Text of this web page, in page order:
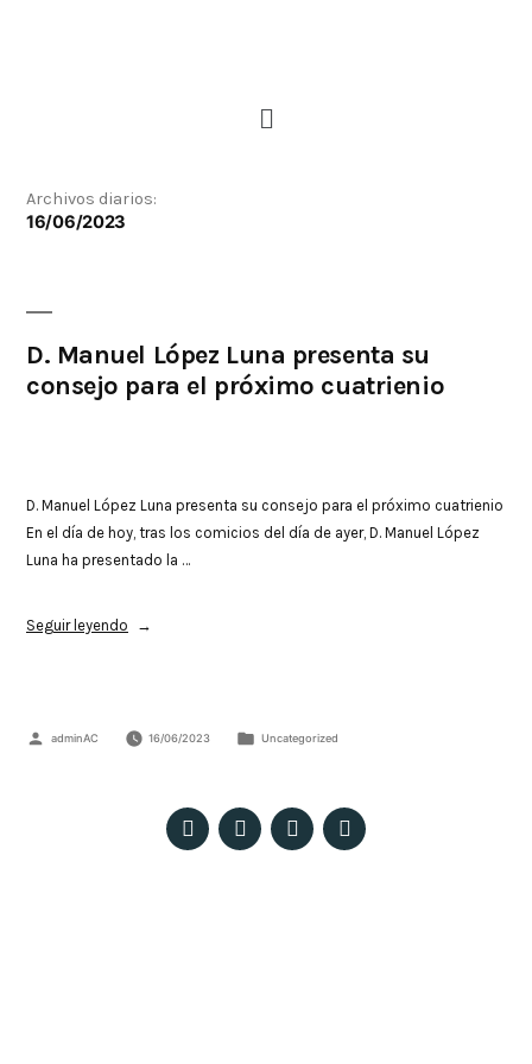
Archivos diarios:
16/06/2023
D. Manuel López Luna presenta su
consejo para el próximo cuatrienio
D. Manuel López Luna presenta su consejo para el próximo cuatrienio
En el día de hoy, tras los comicios del día de ayer, D. Manuel López
Luna ha presentado la …
Seguir leyendo
adminAC 16/06/2023 Uncategorized